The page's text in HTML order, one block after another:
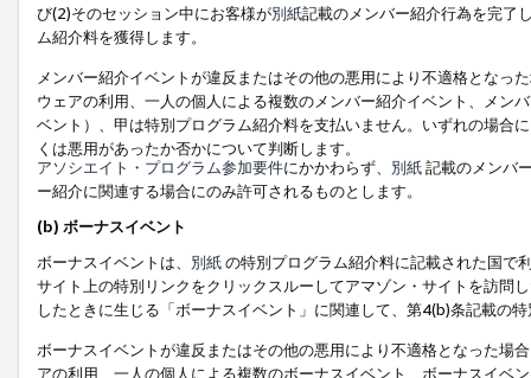
び(2)そのセッション中にお客様が別紙記載のメンバー紹介行為を完了
ム紹介料を獲得します。
メンバー紹介イベントが違反またはその他の悪用により不適格となっ
ウェアの利用、一人の個人による複数のメンバー紹介イベント、メン
ベント）、甲は特別プログラム紹介料を支払いません。いずれの場合
くは悪用があったか否かについて判断します。
アソシエイト・プログラム参加要件にかかわらず、 別紙記載のメンバ
ー紹介に関連する場合にのみ許可されるものとします。
(b) ボーナスイベント
ボーナスイベントは、 別紙の特別プログラム紹介料に記載された国で
サイト上の特別リンクをクリックスルーしてアマゾン・サイトを訪問
したときに生じる「ボーナスイベント」に関連して、第4(b)条記載の
ボーナスイベントが違反またはその他の悪用により不適格となった場
アの利用、一人の個人による複数のボーナスイベント、ボーナスイベ